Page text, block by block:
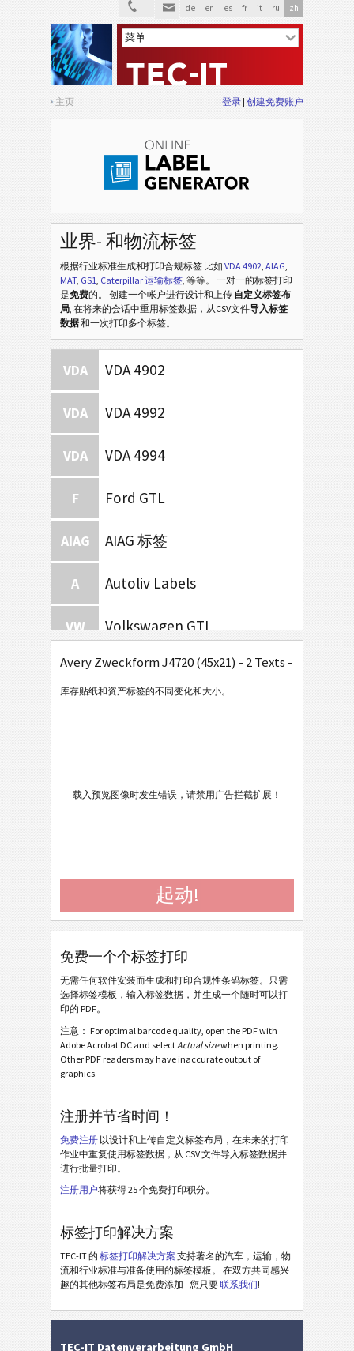
de en es fr it ru zh
主页 登录 创建免费账户
业界- 和物流标签
根据行业标准生成和打印合规标签 比如 VDA 4902, AIAG,
MAT, GS1, Caterpillar 运输标签, 等等。 一对一的标签打印
是免费的。 创建一个帐户进行设计和上传 自定义标签布
局, 在将来的会话中重用标签数据，从CSV文件导入标签
数据和一次打印多个标签。
VDA VDA 4902
VDA VDA 4992
VDA VDA 4994
F Ford GTL
AIAG AIAG 标签
A Autoliv Labels
VW Volkswagen GTL
GM General Motors
O Odette
B BOSCH
MAT MAT 标签
LTO LTO 标签
I
Avery Zweckform 3666 (38x21) - 2 Texts - 1 Barcode
Avery Zweckform J4720 (45x21) - 2 Texts - 1 Barcode
Avery Zweckform L4732 (35x16) - 2 Texts - 1 2D Barcode
Thermal Transfer 38x13 - 2 Texts - 1 Code 39
Avery Zweckform J4720 (45x21) - 2 Texts - 1 Barcode
库存贴纸和资产标签的不同变化和大小。
载入预览图像时发生错误，请禁用广告拦截扩展！
起动!
免费一个个标签打印
无需任何软件安装而生成和打印合规性条码标签。只需
选择标签模板，输入标签数据，并生成一个随时可以打
印的 PDF。
注意： For optimal barcode quality, open the PDF with
Adobe Acrobat DC and selectActual sizewhen printing.
Other PDF readers may have inaccurate output of
graphics.
注册并节省时间！
免费注册 以设计和上传自定义标签布局，在未来的打印
作业中重复使用标签数据，从 CSV 文件导入标签数据并
进行批量打印。
注册用户将获得 25 个免费打印积分。
标签打印解决方案
TEC-IT 的 标签打印解决方案 支持著名的汽车，运输，物
流和行业标准与准备使用的标签模板。 在双方共同感兴
趣的其他标签布局是免费添加 - 您只要联系我们!
TEC-IT Datenverarbeitung GmbH